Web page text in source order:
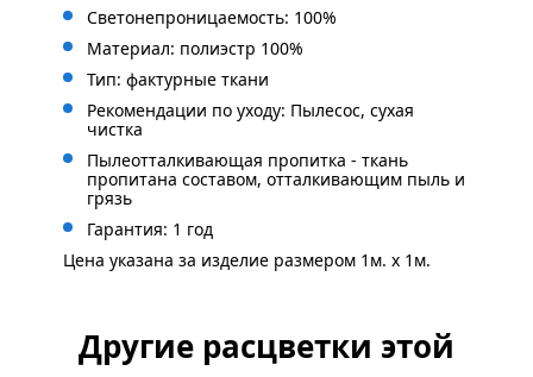
Светонепроницаемость: 100%
Материал: полиэстр 100%
Тип: фактурные ткани
Рекомендации по уходу: Пылесос, сухая
чистка
Пылеотталкивающая пропитка - ткань
пропитана составом, отталкивающим пыль и
грязь
Гарантия: 1 год
Цена указана за изделие размером 1м. x 1м.
Другие расцветки этой